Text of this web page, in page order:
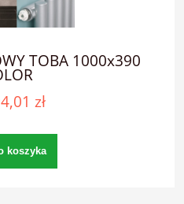
TOBA 1000x390
zł
koszyka